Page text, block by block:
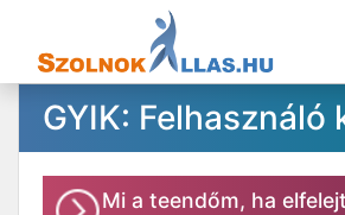
GYIK: Felhasználó
Mi a teendőm, ha